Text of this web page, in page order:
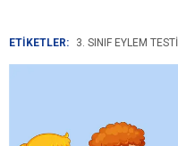
ETİKETLER: 3. SINIF EYLEM TESTI